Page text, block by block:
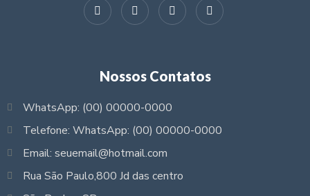
Nossos Contatos
WhatsApp: (00) 00000-0000
Telefone: WhatsApp: (00) 00000-0000
Email: seuemail@hotmail.com
Rua São Paulo,800 Jd das centro